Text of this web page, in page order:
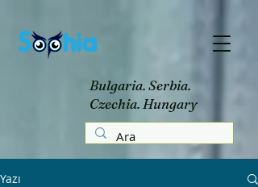
Bulgaria. Serbia.
Czechia. Hungary
Yazı